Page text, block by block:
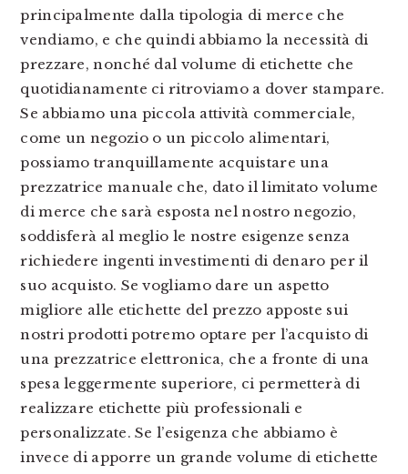
principalmente dalla tipologia di merce che
vendiamo, e che quindi abbiamo la necessità di
prezzare, nonché dal volume di etichette che
quotidianamente ci ritroviamo a dover stampare.
Se abbiamo una piccola attività commerciale,
come un negozio o un piccolo alimentari,
possiamo tranquillamente acquistare una
prezzatrice manuale che, dato il limitato volume
di merce che sarà esposta nel nostro negozio,
soddisferà al meglio le nostre esigenze senza
richiedere ingenti investimenti di denaro per il
suo acquisto. Se vogliamo dare un aspetto
migliore alle etichette del prezzo apposte sui
nostri prodotti potremo optare per l’acquisto di
una prezzatrice elettronica, che a fronte di una
spesa leggermente superiore, ci permetterà di
realizzare etichette più professionali e
personalizzate. Se l’esigenza che abbiamo è
invece di apporre un grande volume di etichette